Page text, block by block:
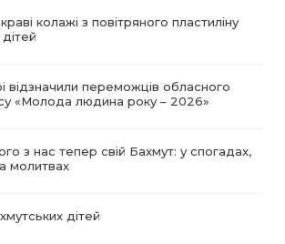
колажі з повітряного пластиліну
відзначили переможців обласного
«Молода людина року – 2026»
з нас тепер свій Бахмут: у спогадах,
молитвах
дітей